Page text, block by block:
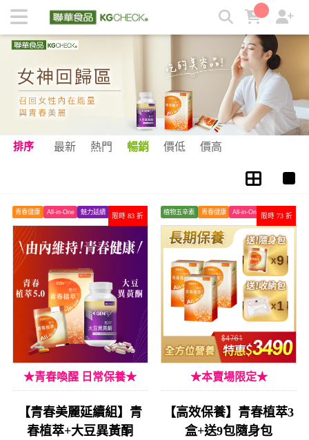
植化素 | KGCHECK聯華食品生醫研究室
排序 最新 熱門 暢銷 價低 價高
限時 83 折
青春健康 All-in-One 魅力延續
★青春喚醒 日常保養★
【青春美麗延續組】青
春植萃+大豆異黃酮
限時 73 折
植物五辛素 青春健康 All-in-One
★本賣場限定★
【高效保養】青春植萃3
盒+送9包隨身包